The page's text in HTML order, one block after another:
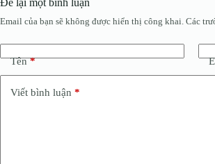
Để lại một bình luận
Email của bạn sẽ không được hiển thị công khai. Các
Tên*
Viết bình luận *